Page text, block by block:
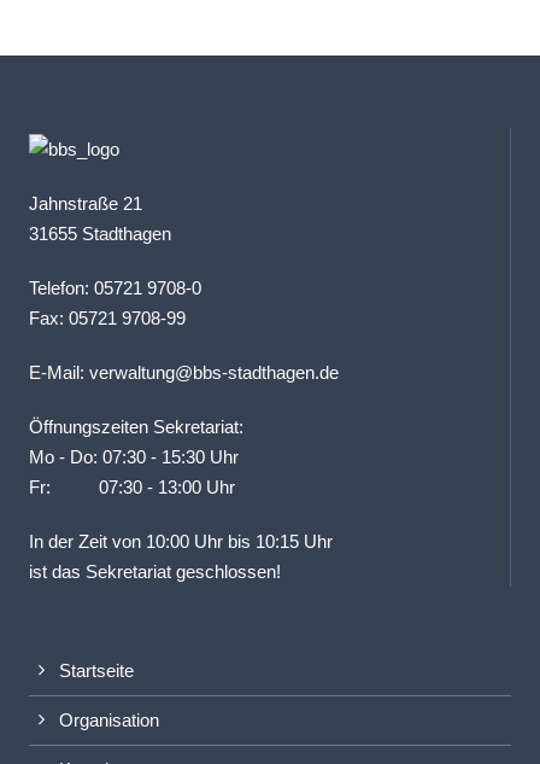
Jahnstraße 21
31655 Stadthagen
Telefon: 05721 9708-0
Fax: 05721 9708-99
E-Mail: verwaltung@bbs-stadthagen.de
Öffnungszeiten Sekretariat:
Mo - Do: 07:30 - 15:30 Uhr
Fr: 07:30 - 13:00 Uhr
In der Zeit von 10:00 Uhr bis 10:15 Uhr
ist das Sekretariat geschlossen!
Startseite
Organisation